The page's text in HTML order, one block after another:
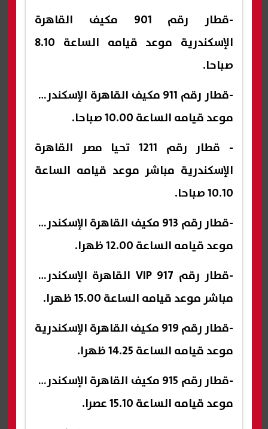
-قطار رقم 901 مكيف القاهرة
الإسكندرية موعد قيامه الساعة 8.10
صباحا.
-قطار رقم 911 مكيف القاهرة الإسكندرية
موعد قيامه الساعة 10.00 صباحا.
- قطار رقم 1211 تحيا مصر القاهرة
الإسكندرية مباشر موعد قيامه الساعة
10.10 صباحا.
-قطار رقم 913 مكيف القاهرة الإسكندرية
موعد قيامه الساعة 12.00 ظهرا.
-قطار رقم 917 VIP القاهرة الإسكندرية
مباشر موعد قيامه الساعة 15.00 ظهرا.
-قطار رقم 919 مكيف القاهرة الإسكندرية
موعد قيامه الساعة 14.25 ظهرا.
-قطار رقم 915 مكيف القاهرة الإسكندرية
موعد قيامه الساعة 15.10 عصرا.